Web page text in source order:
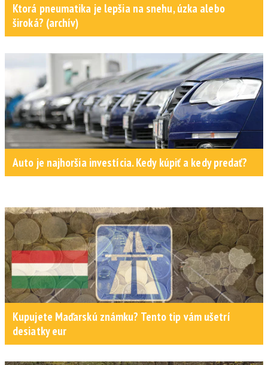
Ktorá pneumatika je lepšia na snehu, úzka alebo
široká? (archív)
Auto je najhoršia investícia. Kedy kúpiť a kedy predať?
Kupujete Maďarskú známku? Tento tip vám ušetrí
desiatky eur